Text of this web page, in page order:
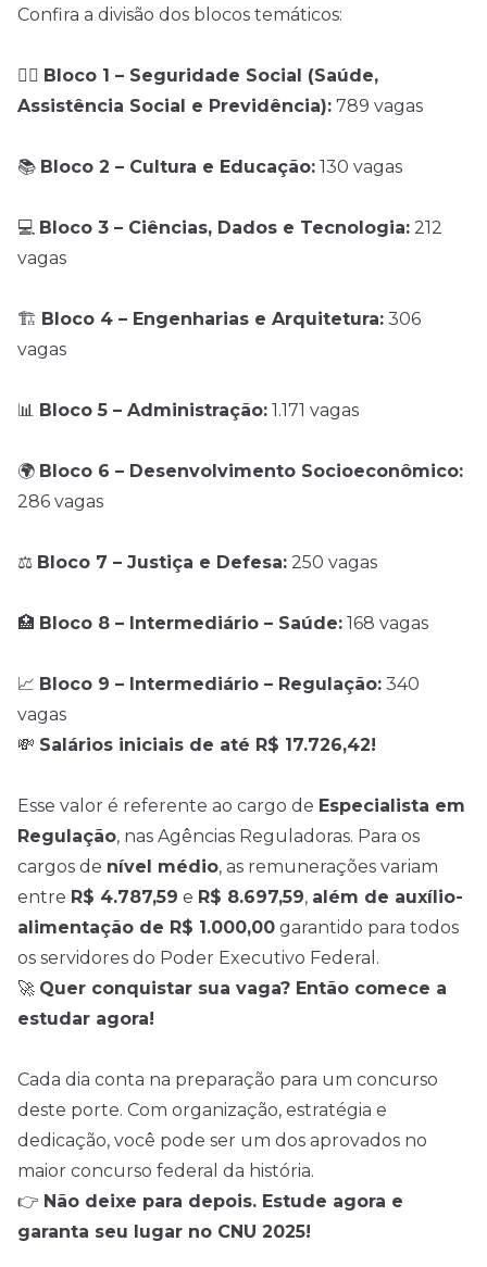
Confira a divisão dos blocos temáticos:
🧑‍⚕️ Bloco 1 – Seguridade Social (Saúde,
Assistência Social e Previdência): 789 vagas
📚 Bloco 2 – Cultura e Educação: 130 vagas
💻 Bloco 3 – Ciências, Dados e Tecnologia: 212
vagas
🏗️ Bloco 4 – Engenharias e Arquitetura: 306
vagas
📊 Bloco 5 – Administração: 1.171 vagas
🌍 Bloco 6 – Desenvolvimento Socioeconômico:
286 vagas
⚖️ Bloco 7 – Justiça e Defesa: 250 vagas
🏥 Bloco 8 – Intermediário – Saúde: 168 vagas
📈 Bloco 9 – Intermediário – Regulação: 340
vagas
💸 Salários iniciais de até R$ 17.726,42!
Esse valor é referente ao cargo de Especialista em
Regulação, nas Agências Reguladoras. Para os
cargos de nível médio, as remunerações variam
entre R$ 4.787,59 e R$ 8.697,59, além de auxílio-
alimentação de R$ 1.000,00 garantido para todos
os servidores do Poder Executivo Federal.
🚀 Quer conquistar sua vaga? Então comece a
estudar agora!
Cada dia conta na preparação para um concurso
deste porte. Com organização, estratégia e
dedicação, você pode ser um dos aprovados no
maior concurso federal da história.
👉 Não deixe para depois. Estude agora e
garanta seu lugar no CNU 2025!